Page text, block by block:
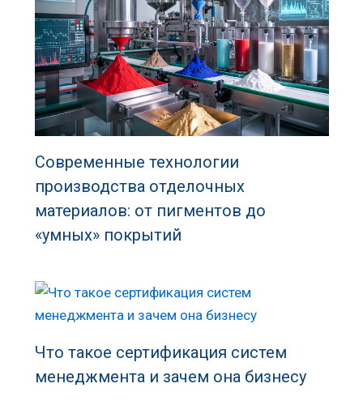
Современные технологии
производства отделочных
материалов: от пигментов до
«умных» покрытий
Что такое сертификация систем
менеджмента и зачем она бизнесу